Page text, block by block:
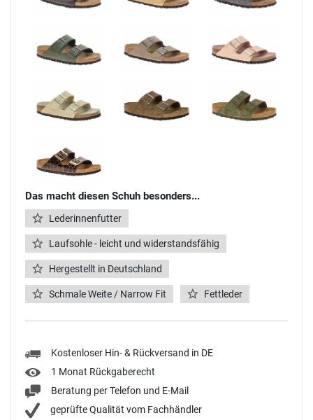
Das macht diesen Schuh besonders...
Lederinnenfutter
Laufsohle - leicht und widerstandsfähig
Hergestellt in Deutschland
Schmale Weite / Narrow Fit Fettleder
Kostenloser Hin- & Rückversand in DE
1 Monat Rückgaberecht
Beratung per Telefon und E-Mail
geprüfte Qualität vom Fachhändler